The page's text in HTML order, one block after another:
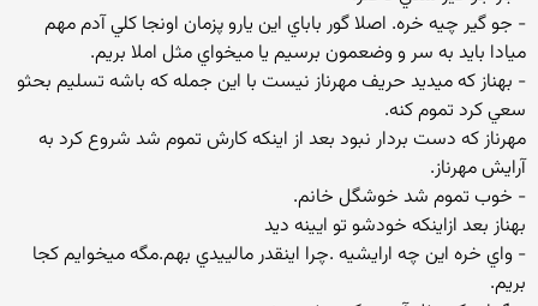
- جو گير چيه خره. اصلا گور باباي اين يارو پزمان اونجا كلي آدم مهم
ميادا بايد به سر و وضعمون برسيم يا ميخواي مثل املا بريم.
- بهناز كه ميديد حريف مهرناز نيست با اين جمله كه باشه تسليم بحثو
سعي كرد تموم كنه.
مهرناز كه دست بردار نبود بعد از اينكه كارش تموم شد شروع كرد به
آرايش مهرناز.
- خوب تموم شد خوشگل خانم.
بهناز بعد ازاينكه خودشو تو ايينه ديد
- واي خره اين چه ارايشيه .چرا اينقدر مالييدي بهم.مگه ميخوايم كجا
بريم.